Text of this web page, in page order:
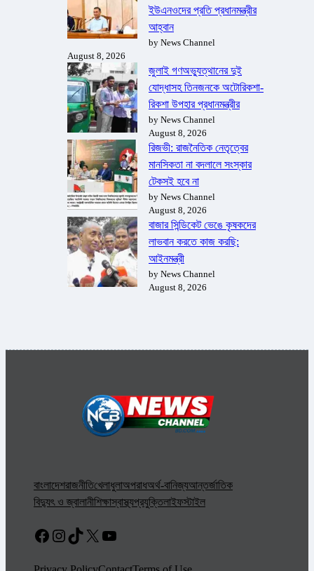
ইউএনওদের প্রতি প্রধানমন্ত্রীর
আহ্বান
by News Channel
August 8, 2026
জুলাই গণঅভ্যুত্থানের দুই
যোদ্ধাসহ তিনজনকে অটোরিকশা-
রিকশা উপহার প্রধানমন্ত্রীর
by News Channel
August 8, 2026
রিজভী: রাজনৈতিক নেতৃত্বের
মানসিকতা না বদলালে সংস্কার
টেকসই হবে না
by News Channel
August 8, 2026
বাজার সিন্ডিকেট ভেঙে কৃষকদের
লাভবান করতে কাজ করছি:
আইনমন্ত্রী
by News Channel
August 8, 2026
বাংলাদেশরাজনীতিখেলাধুলাঅপরাধঅর্থ-বানিজ্যআন্তর্জাতিক
বিদ্যুৎ ও জ্বালানীশিক্ষাস্বাস্থ্যপ্রযুক্তিলাইফস্টাইল
Facebook
Instagram
TikTok
X YouTube